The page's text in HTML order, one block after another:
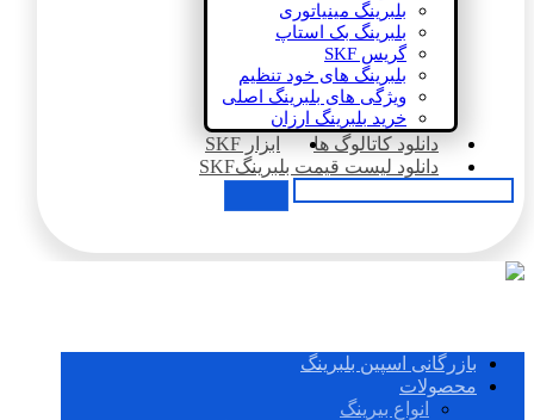
بلبرینگ مینیاتوری
بلبرینگ بک استاپ
گریس SKF
بلبرینگ های خود تنظیم
ویژگی های بلبرینگ اصلی
خرید بلبرینگ ارزان
دانلود کاتالوگ ها
ابزار SKF
دانلود لیست قیمت بلبرینگSKF
بازرگانی اسپین بلبرینگ
محصولات
انواع بیرینگ